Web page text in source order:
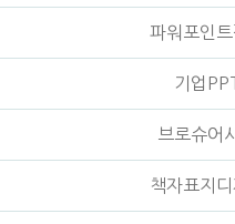
파워포인
기업
브로슈어
책자표지